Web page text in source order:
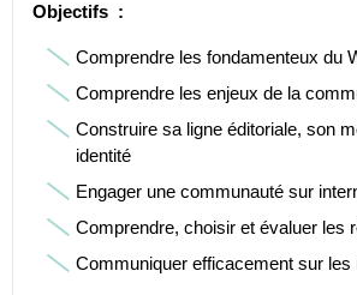
Objectifs :
Comprendre les fondamenteux du
Comprendre les enjeux de la
Construire sa ligne éditoriale, son
identité
Engager une communauté sur
Comprendre, choisir et évaluer les
Communiquer efficacement sur les